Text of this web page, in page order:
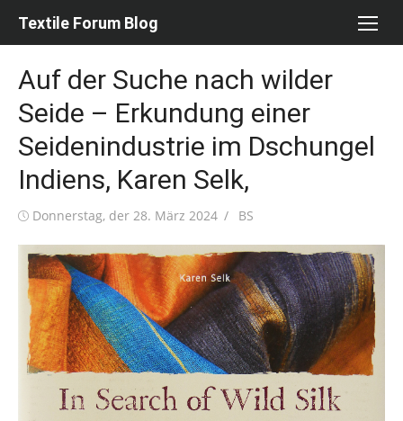
Textile Forum Blog
Auf der Suche nach wilder
Seide – Erkundung einer
Seidenindustrie im Dschungel
Indiens, Karen Selk,
Posted
Donnerstag, der 28. März 2024 Author
BS